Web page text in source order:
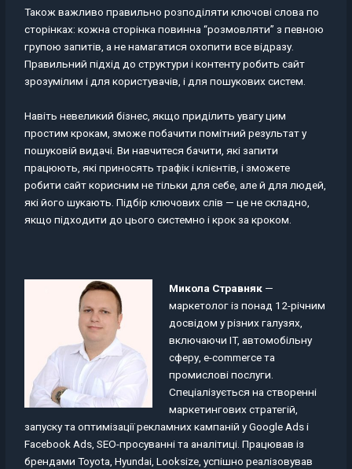
Також важливо правильно розподіляти ключові слова по
сторінках: кожна сторінка повинна “розмовляти” з певною
групою запитів, а не намагатися охопити все відразу.
Правильний підхід до структури і контенту робить сайт
зрозумілим і для користувачів, і для пошукових систем.
Навіть невеликий бізнес, якщо приділить увагу цим
простим крокам, зможе побачити помітний результат у
пошуковій видачі. Ви навчитеся бачити, які запити
працюють, які приносять трафік і клієнтів, і зможете
робити сайт корисним не тільки для себе, але й для людей,
які його шукають. Підбір ключових слів — це не складно,
якщо підходити до цього системно і крок за кроком.
Микола Стравняк—
маркетолог із понад 12-річним
досвідом у різних галузях,
включаючи IT, автомобільну
сферу, e-commerce та
промислові послуги.
Спеціалізується на створенні
маркетингових стратегій,
запуску та оптимізації рекламних кампаній у Google Ads і
Facebook Ads, SEO-просуванні та аналітиці. Працював із
брендами Toyota, Hyundai, Looksize, успішно реалізовував